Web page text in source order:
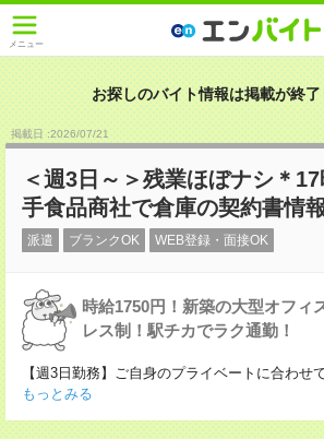
メニュー
お探しのバイト情報は掲載が終了
掲載日 :2026/07/21
＜週3日～＞残業ほぼナシ＊
手食品商社で倉庫の契約書情
派遣 ブランクOK WEB登録・面接OK
時給1750円！新築の大型オフィ
レス制！駅チカでラク通勤！
【週3日勤務】ご自身のプライベートに合わせ
もっとみる